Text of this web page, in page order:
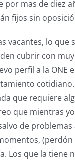
por mas de diez
fijos sin
vacantes, lo que
cubrir con
perfil a la ONE
que requiere
que mientras
de
Los que la tiene